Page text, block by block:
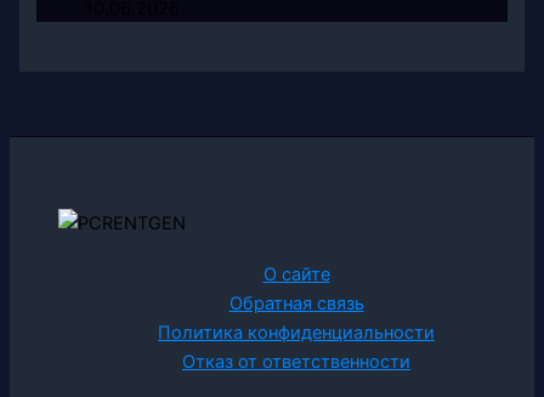
О сайте
Обратная связь
Политика конфиденциальности
Отказ от ответственности